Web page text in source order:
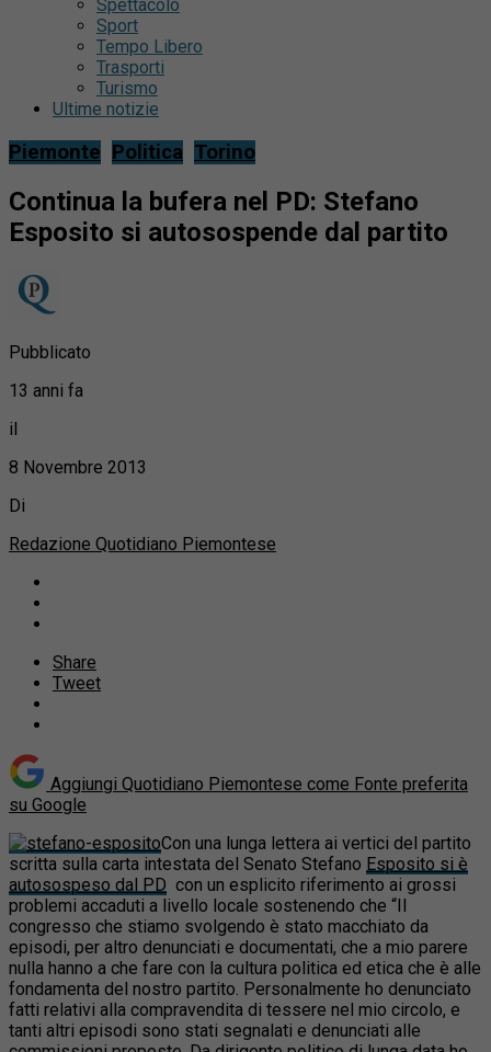
Spettacolo
Sport
Tempo Libero
Trasporti
Turismo
Ultime notizie
Piemonte Politica Torino
Continua la bufera nel PD: Stefano
Esposito si autosospende dal partito
Pubblicato
13 anni fa
il
8 Novembre 2013
Di
Redazione Quotidiano Piemontese
Share
Tweet
Aggiungi Quotidiano Piemontese come Fonte preferita
su Google
Con una lunga lettera ai vertici del partito
scritta sulla carta intestata del Senato Stefano Esposito si è
autosospeso dal PD con un esplicito riferimento ai grossi
problemi accaduti a livello locale sostenendo che “Il
congresso che stiamo svolgendo è stato macchiato da
episodi, per altro denunciati e documentati, che a mio parere
nulla hanno a che fare con la cultura politica ed etica che è alle
fondamenta del nostro partito. Personalmente ho denunciato
fatti relativi alla compravendita di tessere nel mio circolo, e
tanti altri episodi sono stati segnalati e denunciati alle